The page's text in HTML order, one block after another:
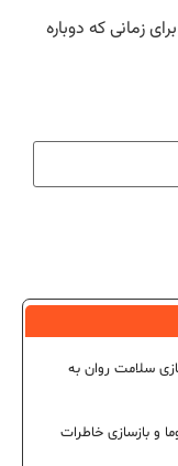
زمانی که دوباره
سلامت روان به
و بازسازی خاطرات